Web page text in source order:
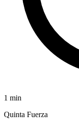
1 min
Quinta Fuerza